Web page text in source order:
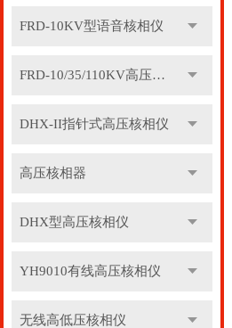
FRD-10KV型语音核相仪
FRD-10/35/110KV高压语音核相器
DHX-II指针式高压核相仪
高压核相器
DHX型高压核相仪
YH9010有线高压核相仪
无线高低压核相仪